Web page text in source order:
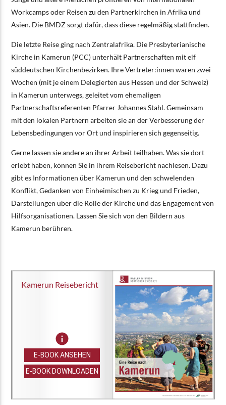
Workcamps oder Reisen zu den Partnerkirchen in Afrika und
Asien. Die BMDZ sorgt dafür, dass diese regelmäßig stattfinden.
Die letzte Reise ging nach Zentralafrika. Die Presbyterianische
Kirche in Kamerun (PCC) unterhält Partnerschaften mit elf
süddeutschen Kirchenbezirken. Ihre Vertreter:innen waren zwei
Wochen (mit je einem Delegierten aus Hessen und der Schweiz)
in Kamerun unterwegs, geleitet vom ehemaligen
Partnerschaftsreferenten Pfarrer Johannes Stahl. Gemeinsam
mit den lokalen Partnern arbeiten sie an der Verbesserung der
Lebensbedingungen vor Ort und inspirieren sich gegenseitig.
Gerne lassen sie andere an ihrer Arbeit teilhaben. Was sie dort
erlebt haben, können Sie in ihrem Reisebericht nachlesen. Dazu
gibt es Informationen über Kamerun und den schwelenden
Konflikt, Gedanken von Einheimischen zu Krieg und Frieden,
Darstellungen über die Rolle der Kirche und das Engagement von
Hilfsorganisationen. Lassen Sie sich von den Bildern aus
Kamerun berühren.
Kamerun Reisebericht
E-BOOK ANSEHEN
E-BOOK DOWNLOADEN